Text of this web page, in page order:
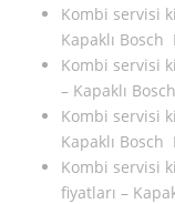
Kombi servisi
Kapaklı
Kombi servisi
– Kapaklı
Kombi servisi
Kapaklı
Kombi servisi
fiyatları –